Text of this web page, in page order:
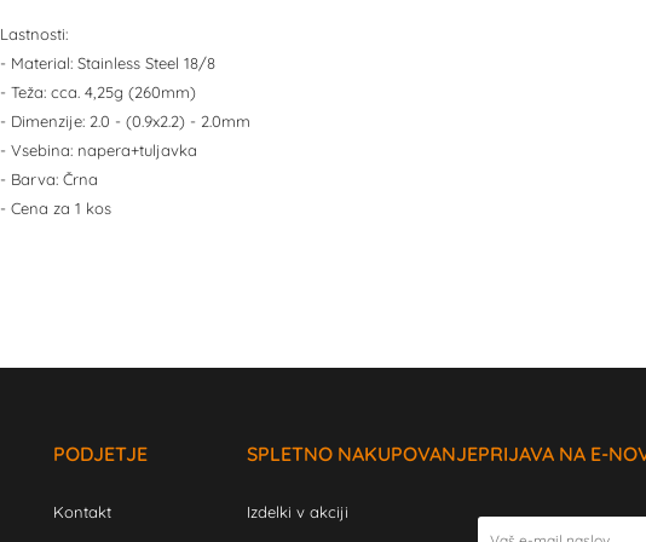
Lastnosti:
- Material: Stainless Steel 18/8
- Teža: cca. 4,25g (260mm)
- Dimenzije: 2.0 - (0.9x2.2) - 2.0mm
- Vsebina: napera+tuljavka
- Barva: Črna
- Cena za 1 kos
PODJETJE
Kontakt
SPLETNO NAKUPOVANJE
Izdelki v akciji
PRIJAVA NA E-